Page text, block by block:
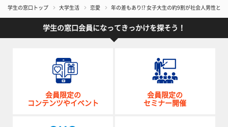
学生の窓口トップ 大学生活 恋愛 年の差もあり!? 女子大生の約9割が社会人男性と「
学生の窓口会員になってきっかけを探そう！
会員限定の
コンテンツやイベント
会員限定の
セミナー開催